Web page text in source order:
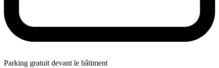
Parking gratuit devant le bâtiment